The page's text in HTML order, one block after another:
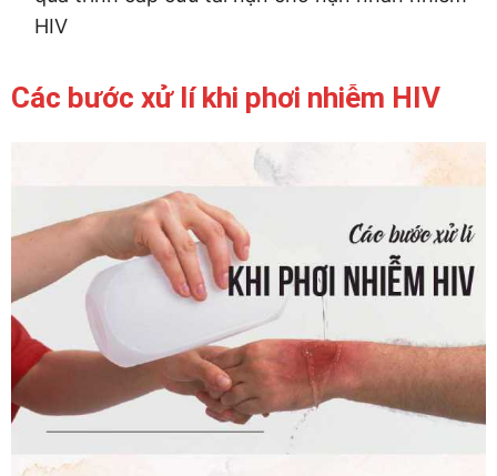
HIV
Các bước xử lí khi phơi nhiễm HIV